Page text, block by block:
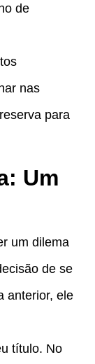
de
nas
para
Um
um dilema
de se
anterior, ele
título. No